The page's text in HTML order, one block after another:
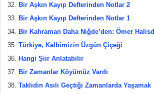
Bir Aşkın Kayıp Defterinden Notlar 2
Bir Aşkın Kayıp Defterinden Notlar 1
Bir Kahraman Daha Niğde’den: Ömer
Türkiye, Kalbimizin Üzgün Çiçeği
Hangi Şiir Anlatabilir
Bir Zamanlar Köyümüz Vardı
Taklidin Asılı Geçtiği Zamanlarda Yaşamak